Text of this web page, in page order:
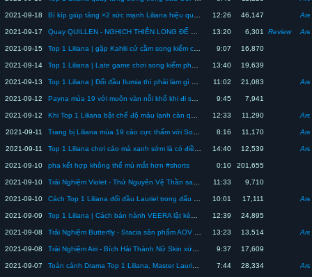
2021-09-18 12:26 46,147
2021-09-17 13:20 6,301 Review
2021-09-15 9:07 16,870
2021-09-14 13:40 19,639
2021-09-13 11:02 21,083
2021-09-12 9:45 7,941
2021-09-12 12:33 11,290
2021-09-11 8:16 11,170
2021-09-11 14:40 12,539
2021-09-10 pha kết hợp không thể mù mắt hơn #shorts 0:10 201,655
2021-09-10 11:33 9,710
2021-09-10 10:01 17,111
2021-09-09 12:39 24,895
2021-09-08 13:23 13,514
2021-09-08 9:37 17,609
2021-09-07 7:44 28,334